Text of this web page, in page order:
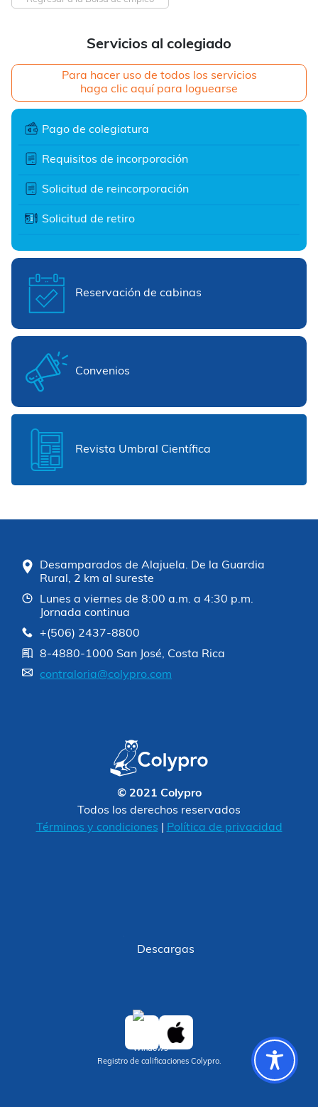
Servicios al colegiado
Para hacer uso de todos los servicios
haga clic aquí para loguearse
Pago de colegiatura
Requisitos de incorporación
Solicitud de reincorporación
Solicitud de retiro
Reservación de cabinas
Convenios
Revista Umbral Científica
Desamparados de Alajuela. De la Guardia
Rural, 2 km al sureste
Lunes a viernes de 8:00 a.m. a 4:30 p.m.
Jornada continua
+(506) 2437-8800
8-4880-1000 San José, Costa Rica
contraloria@colypro.com
© 2021 Colypro
Todos los derechos reservados
Términos y condiciones
Política de privacidad
Descargas
Registro de calificaciones Colypro.